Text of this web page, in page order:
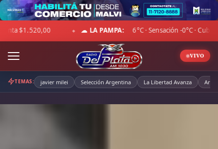
Skip
to
content
km/h · Hum. 77% ◆ DÓLAR BLUE: Compra $1.507,00 ·
VIVO
TEMAS: javier milei Selección Argentina La Libertad Avanza